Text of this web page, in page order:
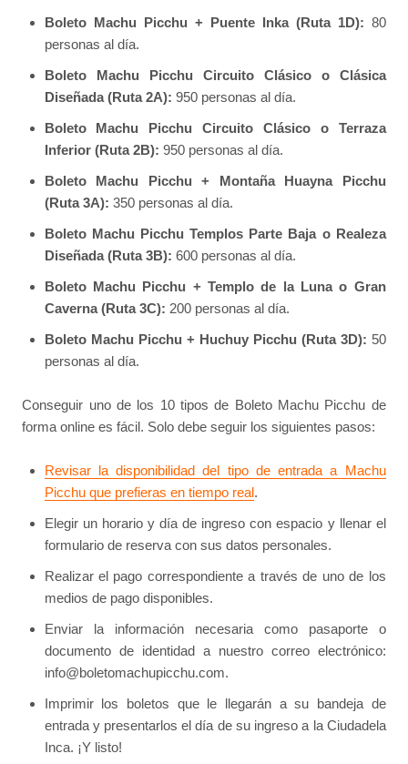
Boleto Machu Picchu + Puente Inka (Ruta 1D): 80
personas al día.
Boleto Machu Picchu Circuito Clásico o Clásica
Diseñada (Ruta 2A): 950 personas al día.
Boleto Machu Picchu Circuito Clásico o Terraza
Inferior (Ruta 2B): 950 personas al día.
Boleto Machu Picchu + Montaña Huayna Picchu
(Ruta 3A): 350 personas al día.
Boleto Machu Picchu Templos Parte Baja o Realeza
Diseñada (Ruta 3B): 600 personas al día.
Boleto Machu Picchu + Templo de la Luna o Gran
Caverna (Ruta 3C): 200 personas al día.
Boleto Machu Picchu + Huchuy Picchu (Ruta 3D): 50
personas al día.
Conseguir uno de los 10 tipos de Boleto Machu Picchu de
forma online es fácil. Solo debe seguir los siguientes pasos:
Revisar la disponibilidad del tipo de entrada a Machu
Picchu que prefieras en tiempo real.
Elegir un horario y día de ingreso con espacio y llenar el
formulario de reserva con sus datos personales.
Realizar el pago correspondiente a través de uno de los
medios de pago disponibles.
Enviar la información necesaria como pasaporte o
documento de identidad a nuestro correo electrónico:
info@boletomachupicchu.com.
Imprimir los boletos que le llegarán a su bandeja de
entrada y presentarlos el día de su ingreso a la Ciudadela
Inca. ¡Y listo!